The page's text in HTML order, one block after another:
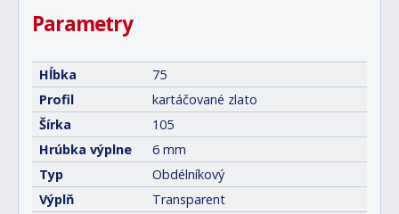
Parametry
Hĺbka
75
Profil
kartáčované zlato
Šírka
105
Hrúbka výplne
6 mm
Typ
Obdélníkový
Výplň
Transparent